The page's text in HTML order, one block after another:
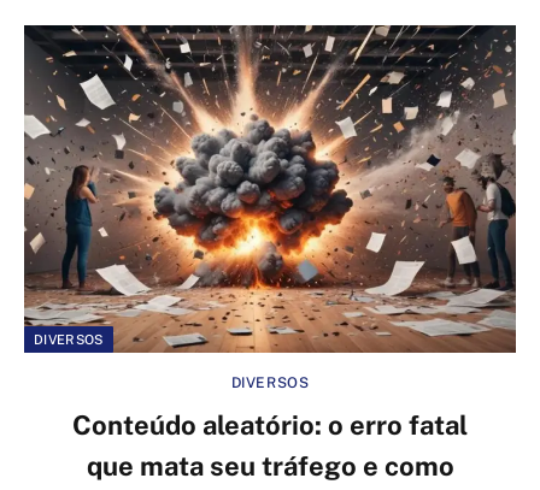
DIVERSOS
DIVERSOS
Conteúdo aleatório: o erro fatal
que mata seu tráfego e como